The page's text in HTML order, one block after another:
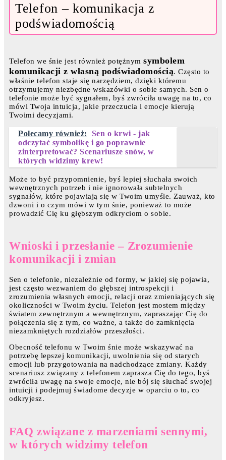
Telefon – komunikacja z
podświadomością
Telefon we śnie jest również potężnym symbolem
komunikacji z własną podświadomością. Często to
właśnie telefon staje się narzędziem, dzięki któremu
otrzymujemy niezbędne wskazówki o sobie samych. Sen o
telefonie może być sygnałem, byś zwróciła uwagę na to, co
mówi Twoja intuicja, jakie przeczucia i emocje kierują
Twoimi decyzjami.
Polecamy również:
Sen o krwi - jak
odczytać symbolikę i go poprawnie
zinterpretować? Scenariusze snów, w
których widzimy krew!
Może to być przypomnienie, byś lepiej słuchała swoich
wewnętrznych potrzeb i nie ignorowała subtelnych
sygnałów, które pojawiają się w Twoim umyśle. Zauważ, kto
dzwoni i o czym mówi w tym śnie, ponieważ to może
prowadzić Cię ku głębszym odkryciom o sobie.
Wnioski i przesłanie – Zrozumienie
komunikacji i zmian
Sen o telefonie, niezależnie od formy, w jakiej się pojawia,
jest często wezwaniem do głębszej introspekcji i
zrozumienia własnych emocji, relacji oraz zmieniających się
okoliczności w Twoim życiu. Telefon jest mostem między
światem zewnętrznym a wewnętrznym, zapraszając Cię do
połączenia się z tym, co ważne, a także do zamknięcia
niezamkniętych rozdziałów przeszłości.
Obecność telefonu w Twoim śnie może wskazywać na
potrzebę lepszej komunikacji, uwolnienia się od starych
emocji lub przygotowania na nadchodzące zmiany. Każdy
scenariusz związany z telefonem zaprasza Cię do tego, byś
zwróciła uwagę na swoje emocje, nie bój się słuchać swojej
intuicji i podejmuj świadome decyzje w oparciu o to, co
odkryjesz.
FAQ związane z marzeniami sennymi,
w których widzimy telefon